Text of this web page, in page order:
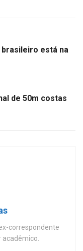
está na
de 50m costas
correspondente
acadêmico.